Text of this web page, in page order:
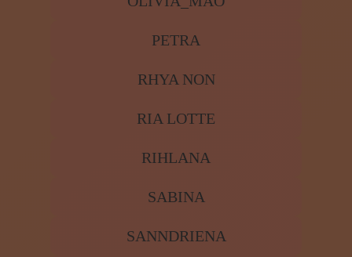
PETRA
RHYA NON
RIA LOTTE
RIHLANA
SABINA
SANNDRIENA